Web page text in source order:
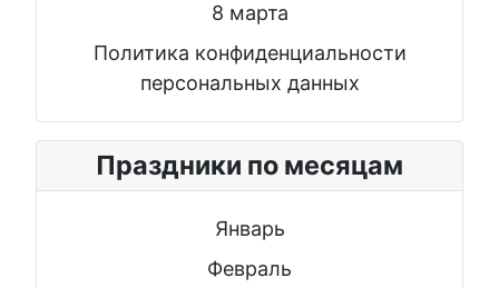
8 марта
Политика конфиденциальности
персональных данных
Праздники по месяцам
Январь
Февраль